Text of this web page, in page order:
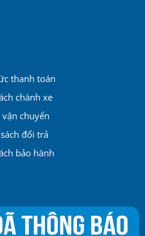
thanh toán
chành xe
chuyển
đổi trả
bảo hành